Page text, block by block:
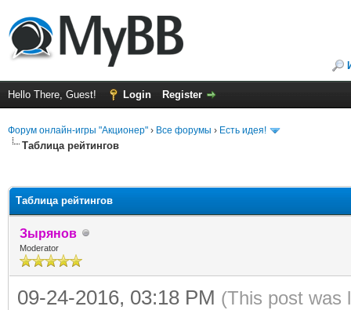
Hello There, Guest! Login Register
Форум онлайн-игры "Акционер" › Все форумы › Есть идея!
Таблица рейтингов
Таблица рейтингов
Зырянов
Moderator
09-24-2016, 03:18 PM (This post was